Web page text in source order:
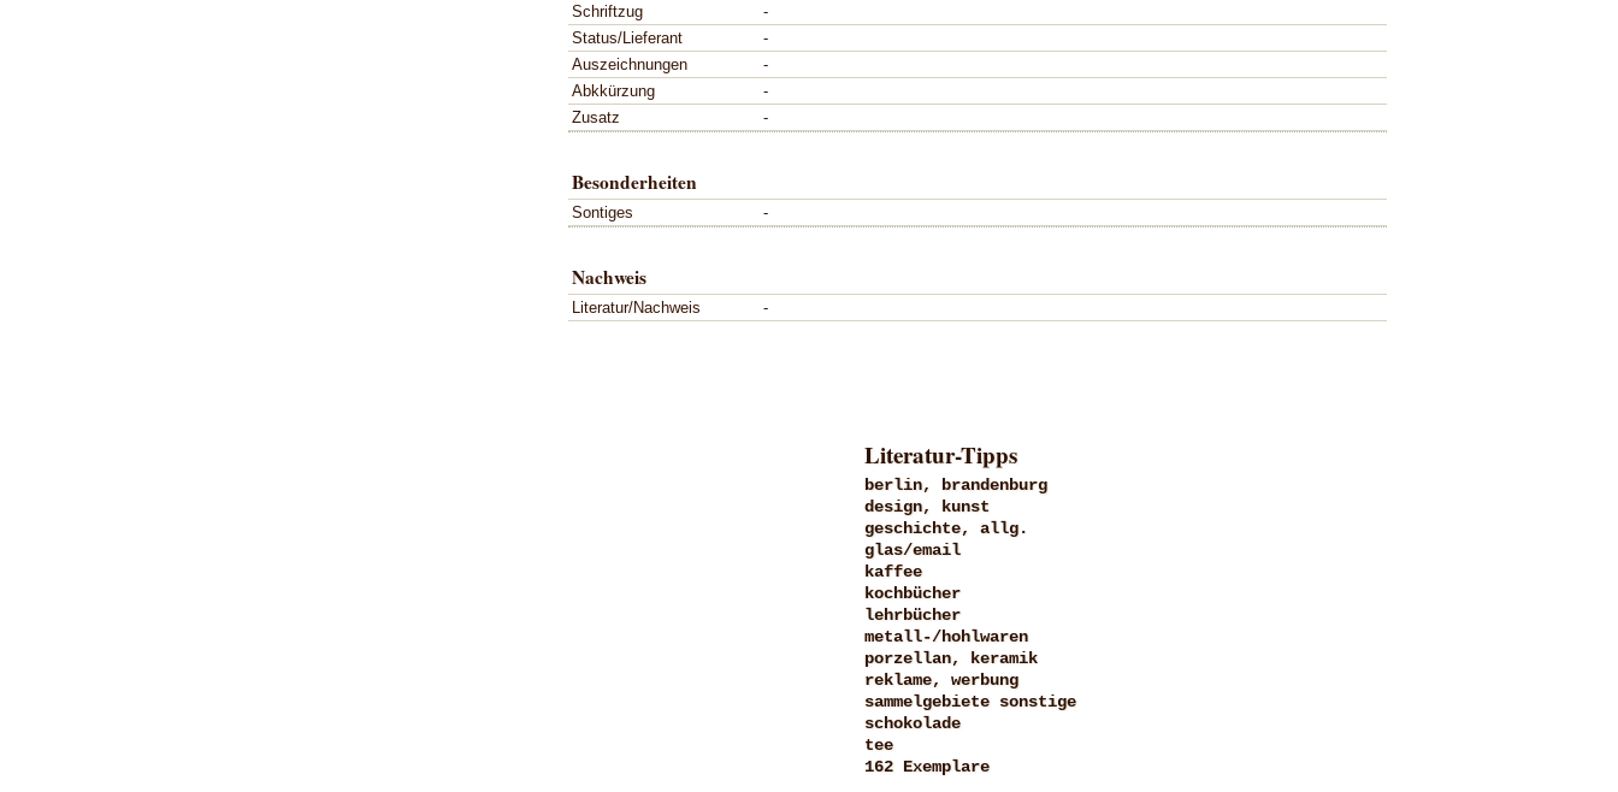
Schriftzug
-
Status/Lieferant
-
Auszeichnungen
-
Abkkürzung
-
Zusatz
-
Besonderheiten
Sontiges -
Nachweis
Literatur/Nachweis -
Literatur-Tipps
berlin, brandenburg
design, kunst
geschichte, allg.
glas/email
kaffee
kochbücher
lehrbücher
metall-/hohlwaren
porzellan, keramik
reklame, werbung
sammelgebiete sonstige
schokolade
tee
162 Exemplare